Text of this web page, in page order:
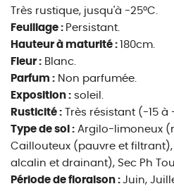
Très rustique, jusqu'à -25°C.
Feuillage : Persistant.
Hauteur à maturité : 180cm.
Fleur : Blanc.
Parfum : Non parfumée.
Exposition : soleil.
Rusticité : Très résistant (-15 à
Type de sol : Argilo-limoneux
Caillouteux (pauvre et
alcalin et drainant), Sec Ph
Période de floraison : Juin,